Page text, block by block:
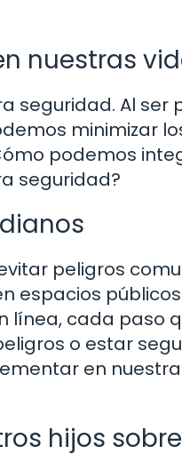
nuestras
seguridad. Al ser
minimizar
podemos
seguridad?
peligros
espacios
línea, cada paso
o estar
en
hijos